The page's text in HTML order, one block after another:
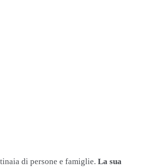
di persone e famiglie. La sua